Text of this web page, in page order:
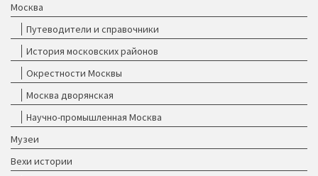
Москва
Путеводители и справочники
История московских районов
Окрестности Москвы
Москва дворянская
Научно-промышленная Москва
Музеи
Вехи истории